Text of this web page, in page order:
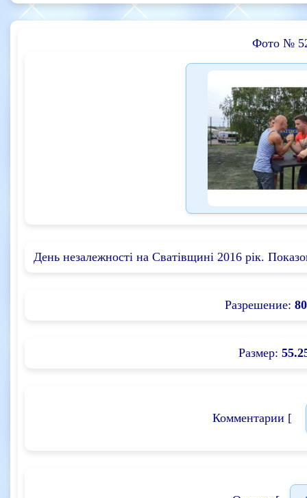
Фото №
День незалежності на Сватівщині 2016 рік.
Разрешение:
Размер:
Комментарии [